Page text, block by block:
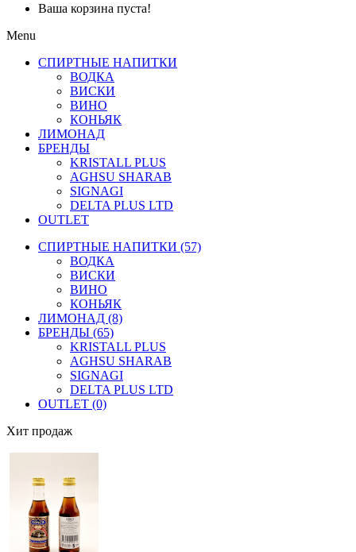
Ваша корзина пуста!
Menu
СПИРТНЫЕ НАПИТКИ
ВОДКА
ВИСКИ
ВИНО
КОНЬЯК
ЛИМОНАД
БРЕНДЫ
KRISTALL PLUS
AGHSU SHARAB
SIGNAGI
DELTA PLUS LTD
OUTLET
СПИРТНЫЕ НАПИТКИ (57)
ВОДКА
ВИСКИ
ВИНО
КОНЬЯК
ЛИМОНАД (8)
БРЕНДЫ (65)
KRISTALL PLUS
AGHSU SHARAB
SIGNAGI
DELTA PLUS LTD
OUTLET (0)
Хит продаж